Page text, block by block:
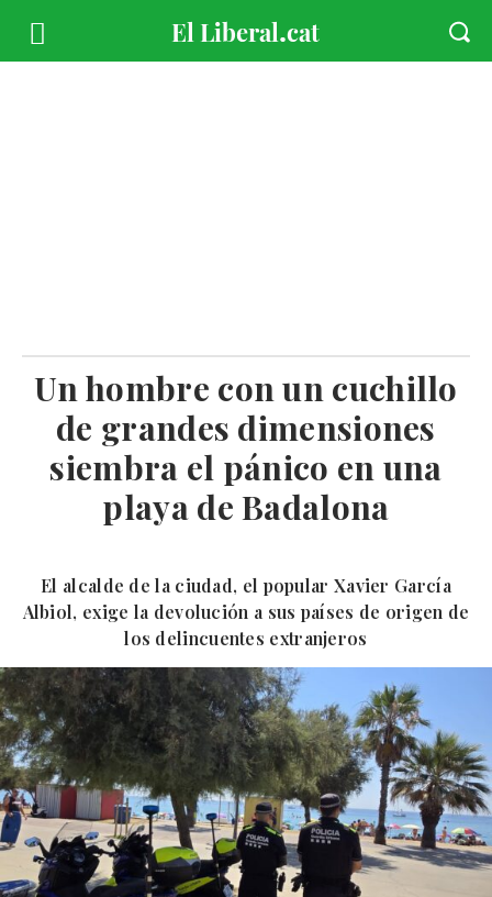
Un hombre con un cuchillo
de grandes dimensiones
siembra el pánico en una
playa de Badalona
El alcalde de la ciudad, el popular Xavier García
Albiol, exige la devolución a sus países de origen de
los delincuentes extranjeros